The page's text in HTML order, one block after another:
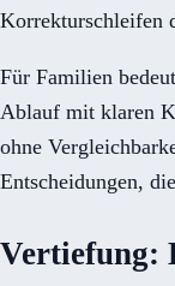
Korrekturschleifen
Für Familien
Ablauf mit klaren
ohne
Entscheidungen,
Vertiefung: